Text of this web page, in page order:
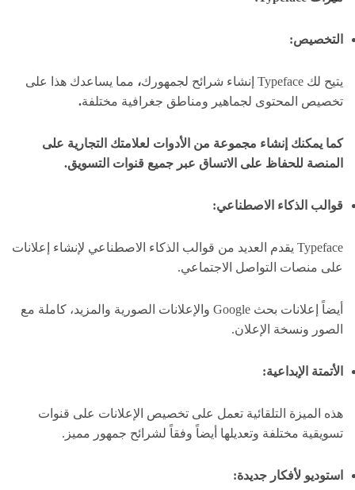
التخصيص:
يتيح لك Typeface إنشاء شرائح لجمهورك ، مما يساعدك هذا على
تخصيص المحتوى لجماهير ومناطق جغرافية مختلفة.
كما يمكنك إنشاء مجموعة من الأدوات لعلامتك التجارية على
المنصة للحفاظ على الاتساق عبر جميع قنوات التسويق.
قوالب الذكاء الاصطناعي:
Typeface يقدم العديد من قوالب الذكاء الاصطناعي لإنشاء إعلانات
على منصات التواصل الاجتماعي.
أيضاً إعلانات بحث Google والإعلانات الصورية والمزيد، كاملة مع
الصور ونسخة الإعلان.
الأتمتة الإبداعية:
هذه الميزة التلقائية تعمل على تخصيص الإعلانات على قنوات
تسويقية مختلفة وتعديلها أيضاً وفقاً لشرائح جمهور مميز.
استوديو لأفكار جديدة: